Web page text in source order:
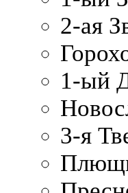
2-ая
1-ый
3-я